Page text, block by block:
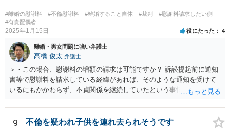
#離婚の慰謝料 #不倫慰謝料 #離婚すること自体 #裁判
#慰謝料請求したい側
#有責配偶者
2025年1月15日 役にたった 4
離婚・男女問題に強い弁護士
髙橋 俊太 弁護士
＞・この場合、慰謝料の増額の請求は可能ですか？ 訴訟提起前に通知
書等で慰謝料を請求している経緯があれば、そのような通知を受けて
いるにもかかわらず、不貞関係を継続していたという事情は悪質性を
ている裁判例もありますので、担当弁護士に確認してみるとよいでし
ょう。 ＞・この事実が何か今回の裁判に影響することはあるのでしょ
うか？ 提訴時に請求している慰謝料額がいくらであるかにもよります
9 不倫を疑われ子供を連れ去られそうです